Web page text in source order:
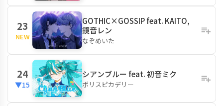
23
NEW
GOTHIC×GOSSIP feat. KAITO,
鏡音レン
なぞめいた
24
▼15
シアンブルー feat. 初音ミク
ポリスピカデリー